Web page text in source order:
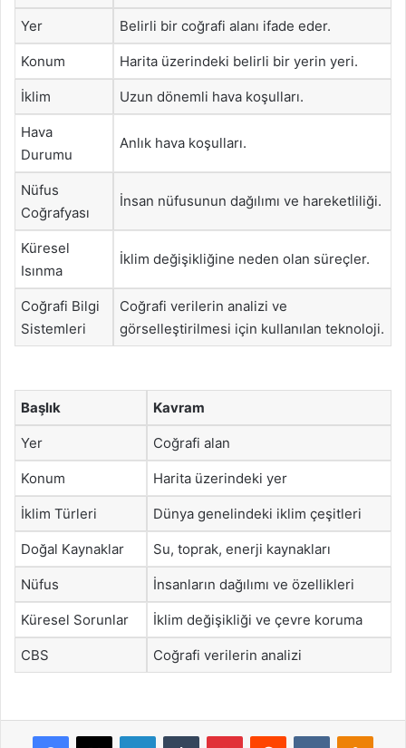
Yer Belirli bir coğrafi alanı ifade eder.
Konum Harita üzerindeki belirli bir yerin yeri.
İklim Uzun dönemli hava koşulları.
Hava
Durumu
Anlık hava koşulları.
Nüfus
Coğrafyası
İnsan nüfusunun dağılımı ve hareketliliği.
Küresel
Isınma
İklim değişikliğine neden olan süreçler.
Coğrafi Bilgi
Sistemleri
Coğrafi verilerin analizi ve
görselleştirilmesi için kullanılan teknoloji.
Başlık Kavram
Yer Coğrafi alan
Konum Harita üzerindeki yer
İklim Türleri Dünya genelindeki iklim çeşitleri
Doğal Kaynaklar Su, toprak, enerji kaynakları
Nüfus İnsanların dağılımı ve özellikleri
Küresel Sorunlar İklim değişikliği ve çevre koruma
CBS Coğrafi verilerin analizi
Facebook
X LinkedInTumblr PinterestReddit VKontakte